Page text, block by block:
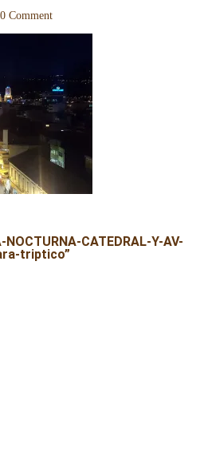
0 Comment
NOCTURNA-CATEDRAL-Y-AV-
triptico”